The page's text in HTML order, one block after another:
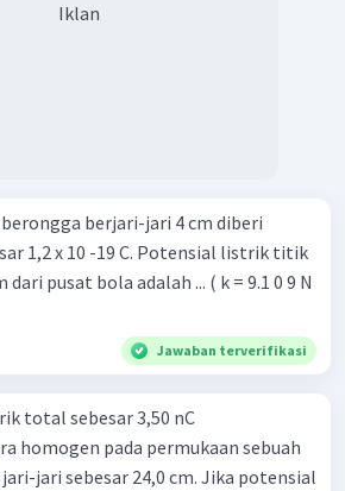
Iklan
berjari-jari 4 cm diberi
1,2 x 10 -19 C. Potensial listrik titik
bola adalah ... ( k = 9.1 0 9 N
Jawaban terverifikasi
total sebesar 3,50 nC
homogen pada permukaan sebuah
jari sebesar 24,0 cm. Jika potensial